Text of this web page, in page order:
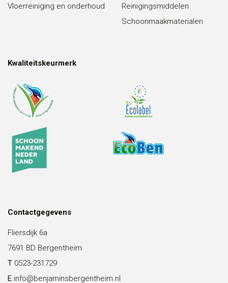
Vloerreiniging en onderhoud
Reinigingsmiddelen
Schoonmaakmaterialen
Kwaliteitskeurmerk
Contactgegevens
Fliersdijk 6a
7691 BD Bergentheim
T 0523-231729
E info@benjaminsbergentheim.nl